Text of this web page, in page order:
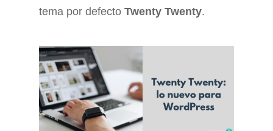
tema por defecto Twenty Twenty.